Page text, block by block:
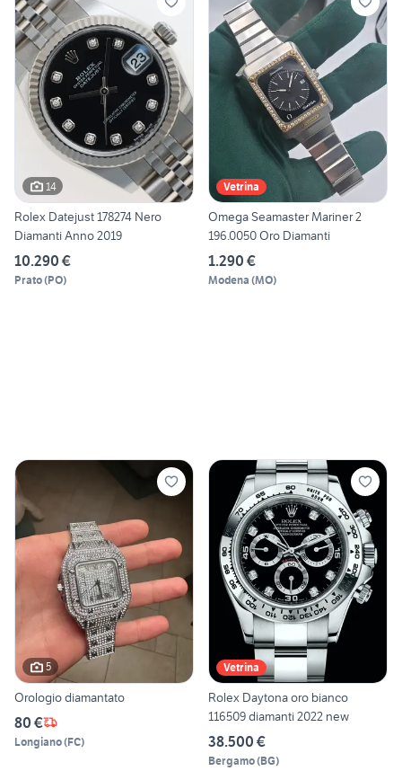
14
Rolex Datejust 178274 Nero
Diamanti Anno 2019
10.290 €
Prato(PO)
Vetrina
Omega Seamaster Mariner 2
196.0050 Oro Diamanti
1.290 €
Modena (MO)
5
Orologio diamantato
80 €
Longiano(FC)
Vetrina
Rolex Daytona oro bianco
116509 diamanti 2022 new
38.500 €
Bergamo(BG)